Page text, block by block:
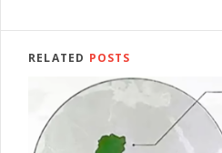
RELATED POSTS